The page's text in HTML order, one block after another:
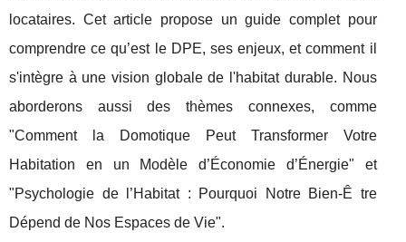
locataires. Cet article propose un guide complet pour
comprendre ce qu’est le DPE, ses enjeux, et comment il
s'intègre à une vision globale de l'habitat durable. Nous
aborderons aussi des thèmes connexes, comme
"Comment la Domotique Peut Transformer Votre
Habitation en un Modèle d’Économie d’Énergie" et
"Psychologie de l’Habitat : Pourquoi Notre Bien-Ê tre
Dépend de Nos Espaces de Vie".